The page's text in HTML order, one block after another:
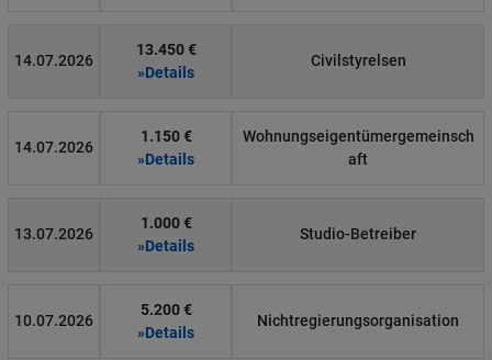
14.07.2026
13.450 €
»Details
Civilstyrelsen
14.07.2026
1.150 €
»Details
Wohnungseigentümergemeinsch
aft
13.07.2026
1.000 €
»Details
Studio-Betreiber
10.07.2026
5.200 €
»Details
Nichtregierungsorganisation